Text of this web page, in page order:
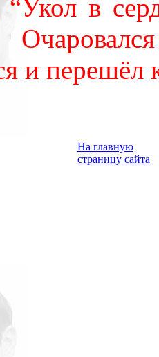
в
и
На главную
страницу сайта